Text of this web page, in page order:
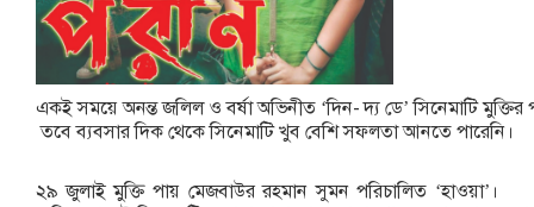
একইসময়েঅনন্তজলিল ও বর্ষাঅভিনীত ‘দিন-দ্যডে’সিনেমাটিমুক্তির
তবেব্যবসারদিকথেকেসিনেমাটিখুববেশিসফলতাআনতেপারেনি।
২৯ জুলাই মুক্তি পায় মেজবাউর রহমান সুমন পরিচালিত ‘হাওয়া’ ।